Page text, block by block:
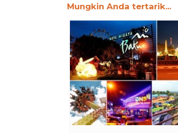
Mungkin Anda tertarik...